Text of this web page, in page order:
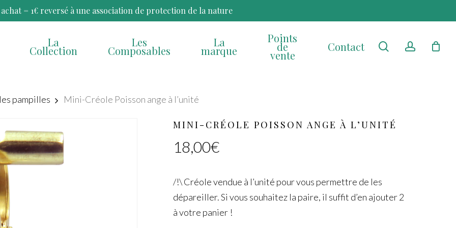
achat = 1€ reversé à une association de protection de la nature
La
Collection
Les
Composables
La
marque
Points
de
vente
Contact searchaccount
pampilles Mini-Créole Poisson ange à l’unité
MINI-CRÉOLE POISSON ANGE À L’UNITÉ
18,00€
/!\ Créole vendue à l’unité pour vous permettre de les
dépareiller. Si vous souhaitez la paire, il suffit d’en ajouter 2
à votre panier !